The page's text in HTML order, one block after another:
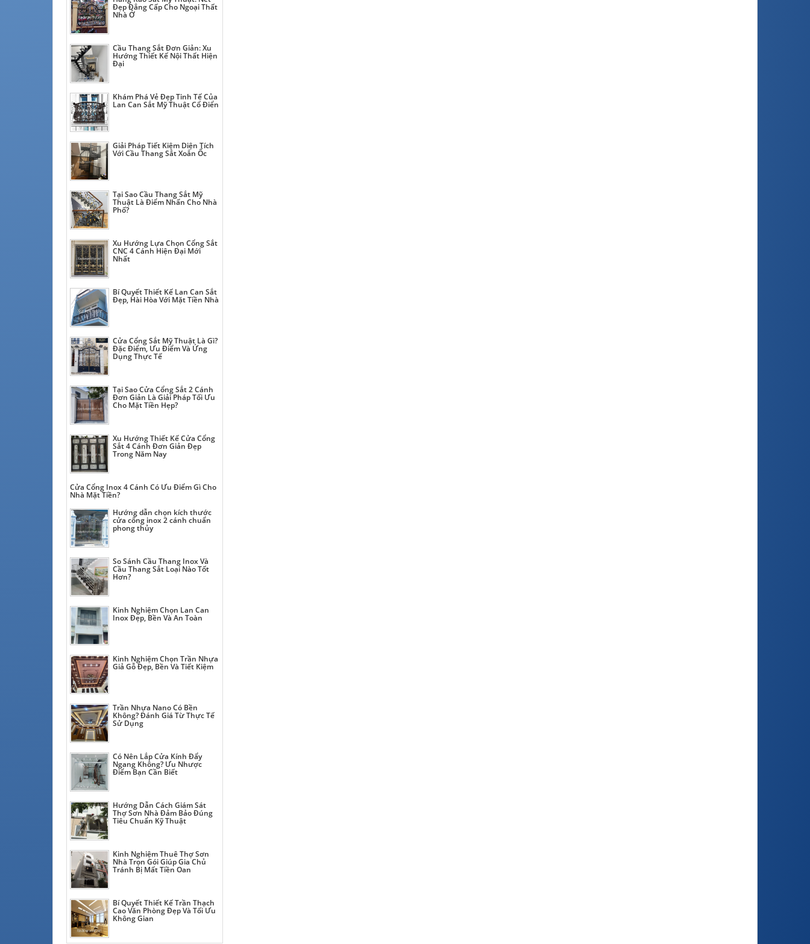
Đẹp Đẳng Cấp Cho Ngoại Thất
Nhà Ở
Cầu Thang Sắt Đơn Giản: Xu
Hướng Thiết Kế Nội Thất Hiện
Đại
Khám Phá Vẻ Đẹp Tinh Tế Của
Lan Can Sắt Mỹ Thuật Cổ Điển
Giải Pháp Tiết Kiệm Diện Tích
Với Cầu Thang Sắt Xoắn Ốc
Tại Sao Cầu Thang Sắt Mỹ
Thuật Là Điểm Nhấn Cho Nhà
Phố?
Xu Hướng Lựa Chọn Cổng Sắt
CNC 4 Cánh Hiện Đại Mới
Nhất
Bí Quyết Thiết Kế Lan Can Sắt
Đẹp, Hài Hòa Với Mặt Tiền Nhà
Cửa Cổng Sắt Mỹ Thuật Là Gì?
Đặc Điểm, Ưu Điểm Và Ứng
Dụng Thực Tế
Tại Sao Cửa Cổng Sắt 2 Cánh
Đơn Giản Là Giải Pháp Tối Ưu
Cho Mặt Tiền Hẹp?
Xu Hướng Thiết Kế Cửa Cổng
Sắt 4 Cánh Đơn Giản Đẹp
Trong Năm Nay
Cửa Cổng Inox 4 Cánh Có Ưu Điểm Gì Cho
Nhà Mặt Tiền?
Hướng dẫn chọn kích thước
cửa cổng inox 2 cánh chuẩn
phong thủy
So Sánh Cầu Thang Inox Và
Cầu Thang Sắt Loại Nào Tốt
Hơn?
Kinh Nghiệm Chọn Lan Can
Inox Đẹp, Bền Và An Toàn
Kinh Nghiệm Chọn Trần Nhựa
Giả Gỗ Đẹp, Bền Và Tiết Kiệm
Trần Nhựa Nano Có Bền
Không? Đánh Giá Từ Thực Tế
Sử Dụng
Có Nên Lắp Cửa Kính Đẩy
Ngang Không? Ưu Nhược
Điểm Bạn Cần Biết
Hướng Dẫn Cách Giám Sát
Thợ Sơn Nhà Đảm Bảo Đúng
Tiêu Chuẩn Kỹ Thuật
Kinh Nghiệm Thuê Thợ Sơn
Nhà Trọn Gói Giúp Gia Chủ
Tránh Bị Mất Tiền Oan
Bí Quyết Thiết Kế Trần Thạch
Cao Văn Phòng Đẹp Và Tối Ưu
Không Gian